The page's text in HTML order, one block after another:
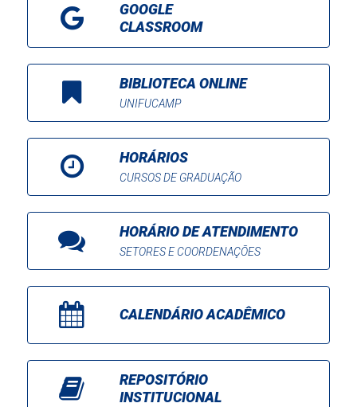
GOOGLE
CLASSROOM
BIBLIOTECA ONLINE
UNIFUCAMP
HORÁRIOS
CURSOS DE GRADUAÇÃO
HORÁRIO DE ATENDIMENTO
SETORES E COORDENAÇÕES
CALENDÁRIO ACADÊMICO
REPOSITÓRIO
INSTITUCIONAL